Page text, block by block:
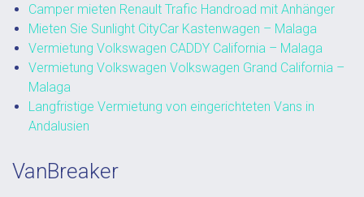
Camper mieten Renault Trafic Handroad mit Anhänger
Mieten Sie Sunlight CityCar Kastenwagen – Malaga
Vermietung Volkswagen CADDY California – Malaga
Vermietung Volkswagen Volkswagen Grand California –
Malaga
Langfristige Vermietung von eingerichteten Vans in
Andalusien
VanBreaker